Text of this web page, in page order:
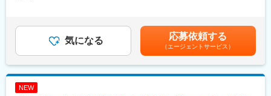
■企業魅力
ナルコウォータージャパン株式会社（NWJ）は、水処理・プロセ
新たな体制でスタートします。
操業、生産性・品質改善といった本質的な課題の解決に貢献する
ことです。
ナルコブランドとして長年築いてきた技術力・顧客基盤を引き継
の金額であり、選考を通じて上下する可能性があります。月給(月
額)は固定手当を含めた表記です。
気になる 応募依頼する
（エージェントサービス）
NEW